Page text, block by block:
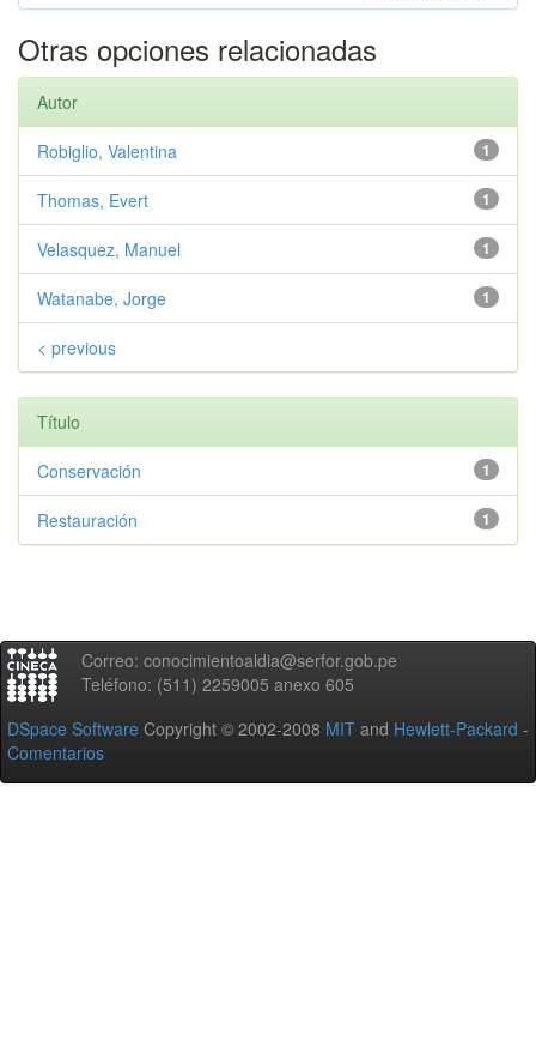
Otras opciones relacionadas
Autor
1
Robiglio, Valentina
1
Thomas, Evert
1
Velasquez, Manuel
1
Watanabe, Jorge
< previous
Título
1
Conservación
1
Restauración
Correo: conocimientoaldia@serfor.gob.pe
Teléfono: (511) 2259005 anexo 605
DSpace Software Copyright © 2002-2008 MIT and Hewlett-Packard -
Comentarios